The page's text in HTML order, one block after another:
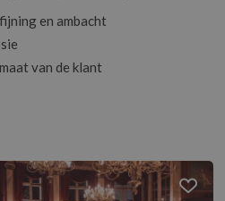
en ambacht
van de klant